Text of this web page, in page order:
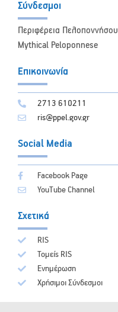
Σύνδεσμοι
Περιφέρεια Πελοποννήσου
Mythical Peloponnese
Επικοινωνία
2713 610211
ris@ppel.gov.gr
Social Media
Facebook Page
YouTube Channel
Σχετικά
RIS
Τομείς RIS
Ενημέρωση
Χρήσιμοι Σύνδεσμοι